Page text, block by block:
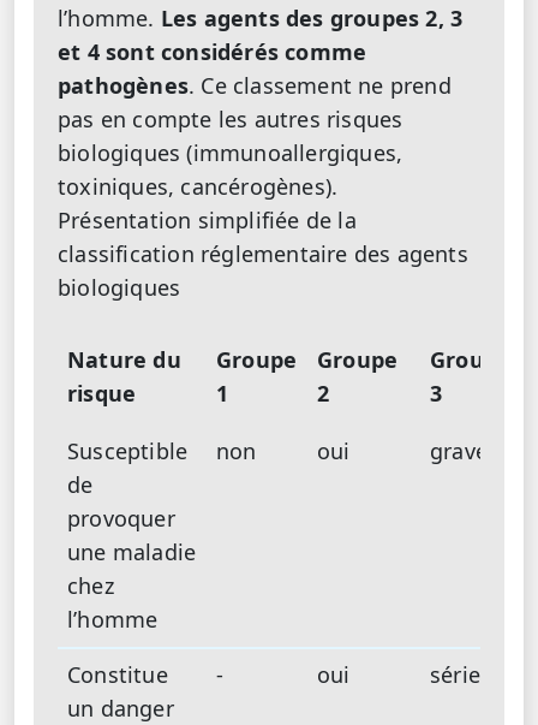
l’homme. Les agents des groupes 2, 3
et 4 sont considérés comme
pathogènes. Ce classement ne prend
pas en compte les autres risques
biologiques (immunoallergiques,
toxiniques, cancérogènes).
Présentation simplifiée de la
classification réglementaire des agents
biologiques
Nature du
risque
Groupe
1
Groupe
2
Groupe
3
Susceptible
de
provoquer
une maladie
chez
l’homme
non oui grave
Constitue
un danger
- oui sérieux